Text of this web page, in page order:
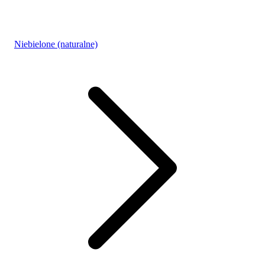
Niebielone (naturalne)